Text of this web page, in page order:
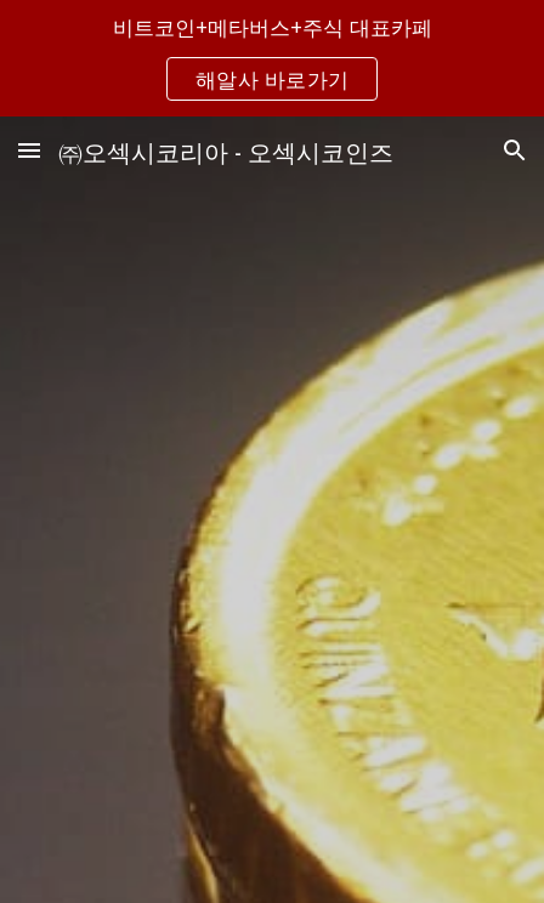
Skip to main content Skip to navigation
비트코인+메타버스+주식 대표카페
해알사 바로가기
㈜오섹시코리아 - 오섹시코인즈